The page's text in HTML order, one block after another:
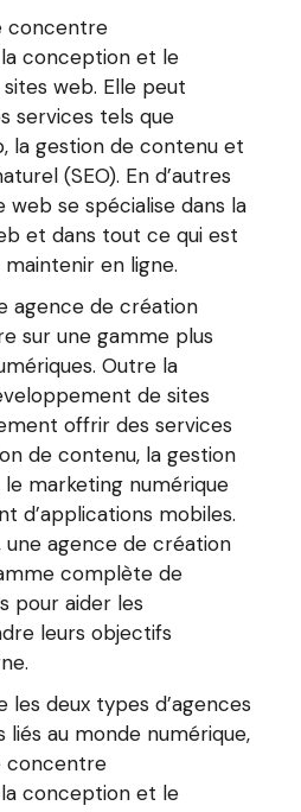
concentre
conception et le
web. Elle peut
services tels que
la gestion de contenu et
(SEO). En d’autres
web se spécialise dans la
et dans tout ce qui est
en ligne.
agence de création
sur une gamme plus
Outre la
de sites
offrir des services
de contenu, la gestion
le marketing numérique
d’applications mobiles.
une agence de création
complète de
pour aider les
leurs objectifs
les deux types d’agences
au monde numérique,
concentre
conception et le